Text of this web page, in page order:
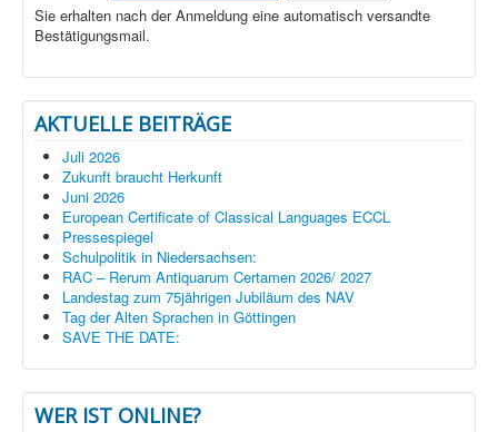
Sie erhalten nach der Anmeldung eine automatisch versandte
Bestätigungsmail.
AKTUELLE BEITRÄGE
Juli 2026
Zukunft braucht Herkunft
Juni 2026
European Certificate of Classical Languages ECCL
Pressespiegel
Schulpolitik in Niedersachsen:
RAC – Rerum Antiquarum Certamen 2026/ 2027
Landestag zum 75jährigen Jubiläum des NAV
Tag der Alten Sprachen in Göttingen
SAVE THE DATE:
WER IST ONLINE?